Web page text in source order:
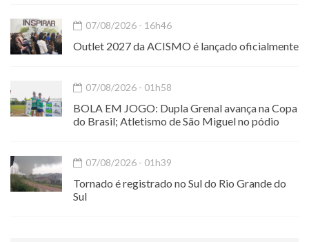
07/08/2026 - 16h46
Outlet 2027 da ACISMO é lançado oficialmente
07/08/2026 - 01h58
BOLA EM JOGO: Dupla Grenal avança na Copa
do Brasil; Atletismo de São Miguel no pódio
07/08/2026 - 01h39
Tornado é registrado no Sul do Rio Grande do
Sul